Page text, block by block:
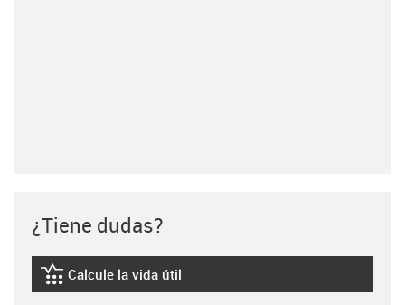
¿Tiene dudas?
igus-icon-lebensdauerrechner
Calcule la vida útil